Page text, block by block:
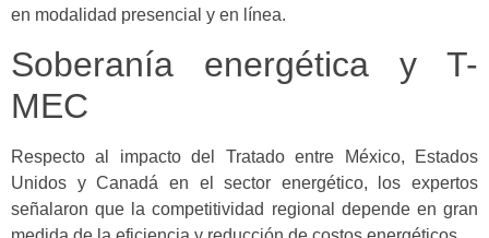
en modalidad presencial y en línea.
Soberanía energética y T-
MEC
Respecto al impacto del Tratado entre México, Estados
Unidos y Canadá en el sector energético, los expertos
señalaron que la competitividad regional depende en gran